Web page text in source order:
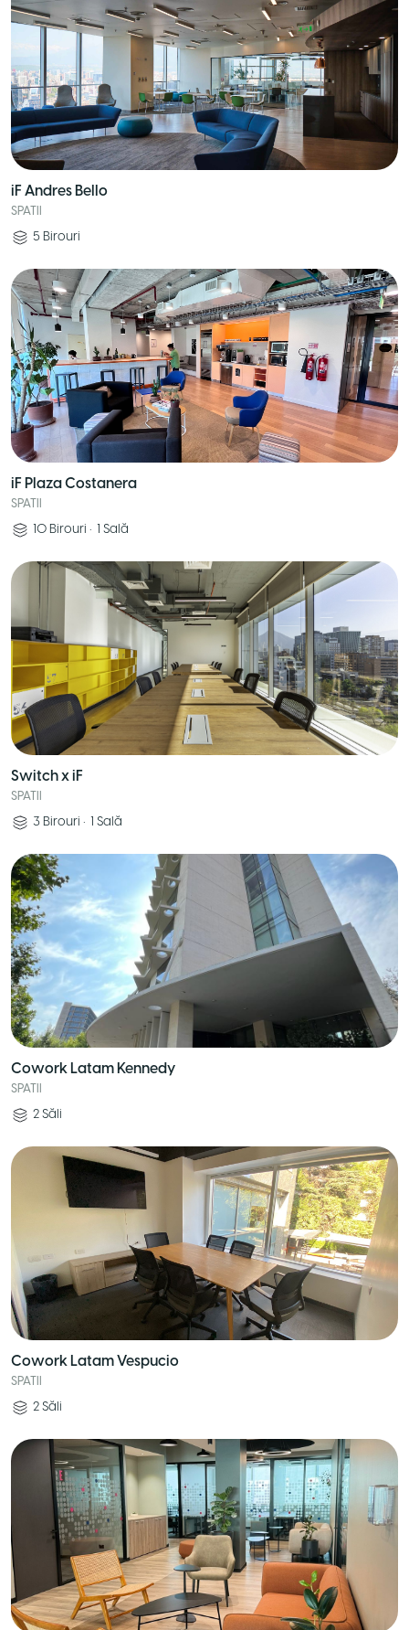
iF Andres Bello
SPATII
5 Birouri
iF Plaza Costanera
SPATII
10 Birouri • 1 Sală
Switch x iF
SPATII
3 Birouri • 1 Sală
Cowork Latam Kennedy
SPATII
2 Săli
Cowork Latam Vespucio
SPATII
2 Săli